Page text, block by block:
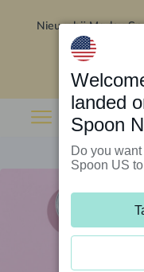
Nieuw bij Marley
landed
Spoon
Do you
Spoon US